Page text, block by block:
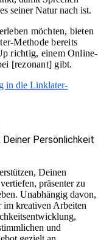
seiner Natur nach ist.
möchten, bieten
Methode bereits
richtig, einem Online-
[rezonant] gibt.
in die Linklater-
Persönlichkeit
Deinen
präsenter zu
Unabhängig davon,
kreativen Arbeiten
und